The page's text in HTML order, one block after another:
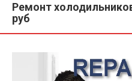
Ремонт
руб